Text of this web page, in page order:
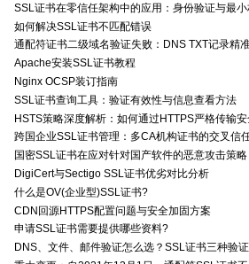
SSL证书在零信任架构中的应用：身份验证与最小
如何解决SSL证书不匹配错误
通配符证书二级域名验证失败：DNS TXT记录精
Apache安装SSL证书教程
Nginx OCSP装订指南
SSL证书查询工具：验证有效性与信息查看方法
HSTS策略深度解析：如何通过HTTPS严格传输
跨国企业SSL证书管理：多CA机构证书的交叉信
国密SSL证书在应对针对国产软件的恶意攻击策略
DigiCert与Sectigo SSL证书优劣对比分析
什么是OV(企业型)SSL证书?
CDN回源HTTPS配置问题与安全加固方案
申请SSL证书需要提供哪些资料?
DNS、文件、邮件验证怎么选？SSL证书三种验